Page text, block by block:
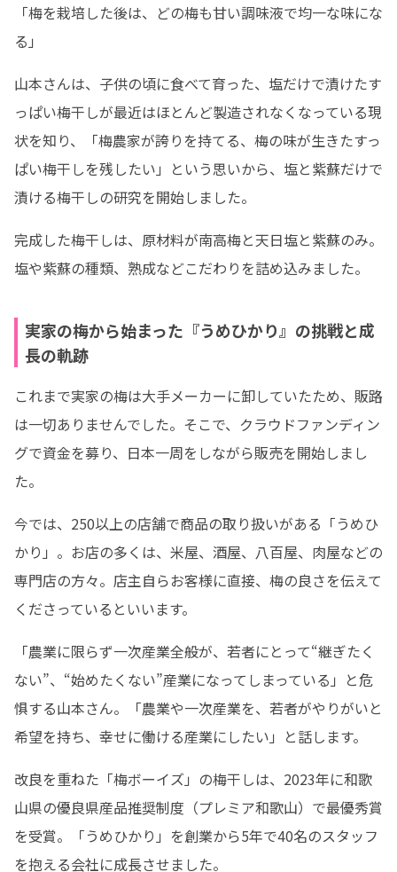
「梅を栽培した後は、どの梅も甘い調味液で均一な味にな
る」
山本さんは、子供の頃に食べて育った、塩だけで漬けたす
っぱい梅干しが最近はほとんど製造されなくなっている現
状を知り、「梅農家が誇りを持てる、梅の味が生きたすっ
ぱい梅干しを残したい」という思いから、塩と紫蘇だけで
漬ける梅干しの研究を開始しました。
完成した梅干しは、原材料が南高梅と天日塩と紫蘇のみ。
塩や紫蘇の種類、熟成などこだわりを詰め込みました。
実家の梅から始まった『うめひかり』の挑戦と成
長の軌跡
これまで実家の梅は大手メーカーに卸していたため、販路
は一切ありませんでした。そこで、クラウドファンディン
グで資金を募り、日本一周をしながら販売を開始しまし
た。
今では、250以上の店舗で商品の取り扱いがある「うめひ
かり」。お店の多くは、米屋、酒屋、八百屋、肉屋などの
専門店の方々。店主自らお客様に直接、梅の良さを伝えて
くださっているといいます。
「農業に限らず一次産業全般が、若者にとって“継ぎたく
ない”、“始めたくない”産業になってしまっている」と危
惧する山本さん。「農業や一次産業を、若者がやりがいと
希望を持ち、幸せに働ける産業にしたい」と話します。
改良を重ねた「梅ボーイズ」の梅干しは、2023年に和歌
山県の優良県産品推奨制度（プレミア和歌山）で最優秀賞
を受賞。「うめひかり」を創業から5年で40名のスタッフ
を抱える会社に成長させました。